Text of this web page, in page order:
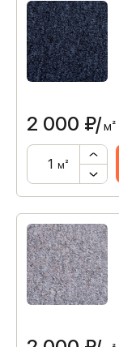
2 000 ₽/м²
м²